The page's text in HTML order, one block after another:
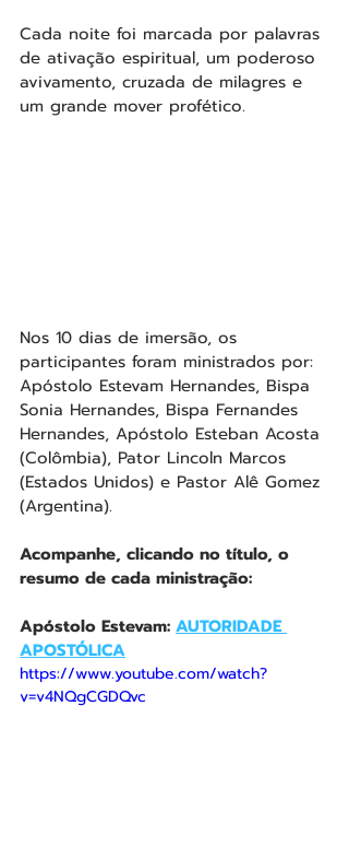
Cada noite foi marcada por palavras
de ativação espiritual, um poderoso
avivamento, cruzada de milagres e
um grande mover profético.
Nos 10 dias de imersão, os
participantes foram ministrados por:
Apóstolo Estevam Hernandes, Bispa
Sonia Hernandes, Bispa Fernandes
Hernandes, Apóstolo Esteban Acosta
(Colômbia), Pator Lincoln Marcos
(Estados Unidos) e Pastor Alê Gomez
(Argentina).
Acompanhe, clicando no título, o
resumo de cada ministração:
Apóstolo Estevam: AUTORIDADE
APOSTÓLICA
https://www.youtube.com/watch?
v=v4NQgCGDQvc